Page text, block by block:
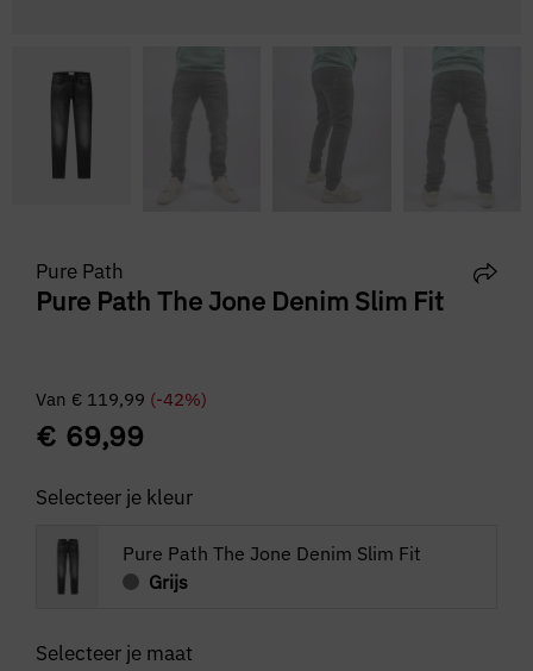
Pure Path
Pure Path The Jone Denim Slim Fit
Van € 119,99 (-42%)
€ 69,99
Selecteer je kleur
Pure Path The Jone Denim Slim Fit
Grijs